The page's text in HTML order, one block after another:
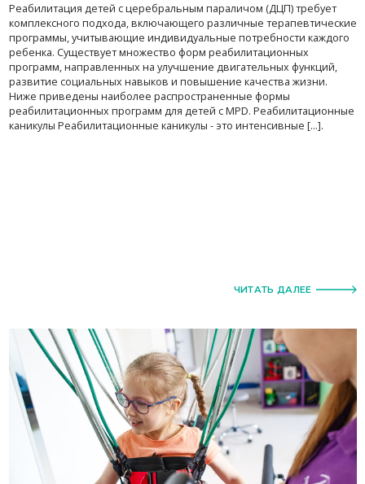
Реабилитация детей с церебральным параличом (ДЦП) требует
комплексного подхода, включающего различные терапевтические
программы, учитывающие индивидуальные потребности каждого
ребенка. Существует множество форм реабилитационных
программ, направленных на улучшение двигательных функций,
развитие социальных навыков и повышение качества жизни.
Ниже приведены наиболее распространенные формы
реабилитационных программ для детей с MPD. Реабилитационные
каникулы Реабилитационные каникулы - это интенсивные [...].
ЧИТАТЬ ДАЛЕЕ